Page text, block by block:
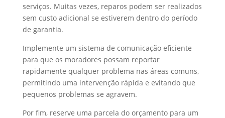
serviços. Muitas vezes, reparos podem ser realizados
sem custo adicional se estiverem dentro do período
de garantia.
Implemente um sistema de comunicação eficiente
para que os moradores possam reportar
rapidamente qualquer problema nas áreas comuns,
permitindo uma intervenção rápida e evitando que
pequenos problemas se agravem.
Por fim, reserve uma parcela do orçamento para um